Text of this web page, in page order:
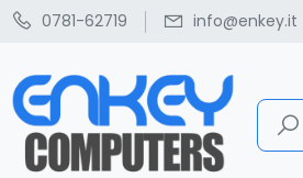
0781-62719 info@enkey.it